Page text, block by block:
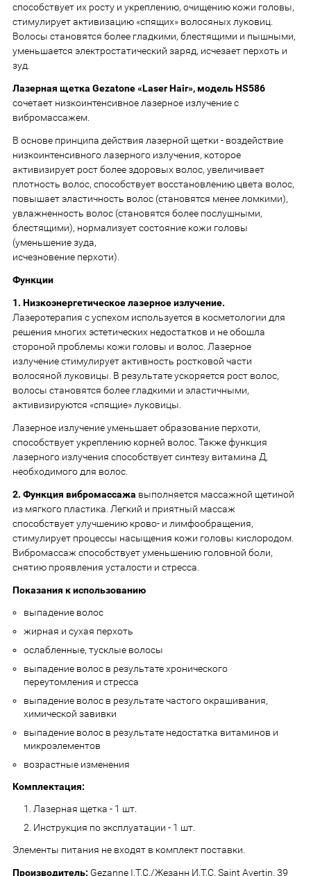
способствует их росту и укреплению, очищению кожи головы,
стимулирует активизацию «спящих» волосяных луковиц.
Волосы становятся более гладкими, блестящими и пышными,
уменьшается электростатический заряд, исчезает перхоть и
зуд.
Лазерная щетка Gezatone «Laser Hair», модель HS586
cочетает низкоинтенсивное лазерное излучение с
вибромассажем.
В основе принципа действия лазерной щетки - воздействие
низкоинтенсивного лазерного излучения, которое
активизирует рост более здоровых волос, увеличивает
плотность волос, способствует восстановлению цвета волос,
повышает эластичность волос (становятся менее ломкими),
увлажненность волос (становятся более послушными,
блестящими), нормализует состояние кожи головы
(уменьшение зуда,
исчезновение перхоти).
Функции
1. Низкоэнергетическое лазерное излучение.
Лазеротерапия с успехом используется в косметологии для
решения многих эстетических недостатков и не обошла
стороной проблемы кожи головы и волос. Лазерное
излучение стимулирует активность ростковой части
волосяной луковицы. В результате ускоряется рост волос,
волосы становятся более гладкими и эластичными,
активизируются «спящие» луковицы.
Лазерное излучение уменьшает образование перхоти,
способствует укреплению корней волос. Также функция
лазерного излучения способствует синтезу витамина Д,
необходимого для волос.
2. Функция вибромассажа выполняется массажной щетиной
из мягкого пластика. Легкий и приятный массаж
способствует улучшению крово- и лимфообращения,
стимулирует процессы насыщения кожи головы кислородом.
Вибромассаж способствует уменьшению головной боли,
снятию проявления усталости и стресса.
Показания к использованию
выпадение волос
жирная и сухая перхоть
ослабленные, тусклые волосы
выпадение волос в результате хронического
переутомления и стресса
выпадение волос в результате частого окрашивания,
химической завивки
выпадение волос в результате недостатка витаминов и
микроэлементов
возрастные изменения
Комплектация:
Лазерная щетка - 1 шт.
Инструкция по эксплуатации - 1 шт.
Элементы питания не входят в комплект поставки.
Производитель: Gezanne I.T.C./Жезанн И.Т.С. Saint Avertin, 39